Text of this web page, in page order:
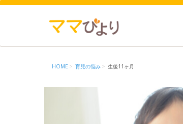
HOME 育児の悩み 生後11ヶ月